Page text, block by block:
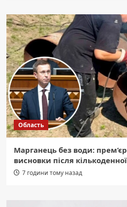
Область
Марганець без води:
висновки після
7 години тому назад